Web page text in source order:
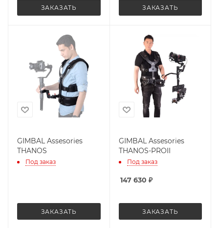
ЗАКАЗАТЬ ЗАКАЗАТЬ
GIMBAL Assesories
THANOS
Под заказ
ЗАКАЗАТЬ
GIMBAL Assesories
THANOS-PROII
Под заказ
147 630 ₽
ЗАКАЗАТЬ